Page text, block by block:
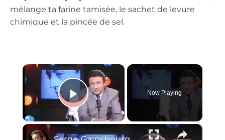
mélange ta farine tamisée, le sachet de levure
chimique et la pincée de sel.
×
Play Video
Now Playing
×